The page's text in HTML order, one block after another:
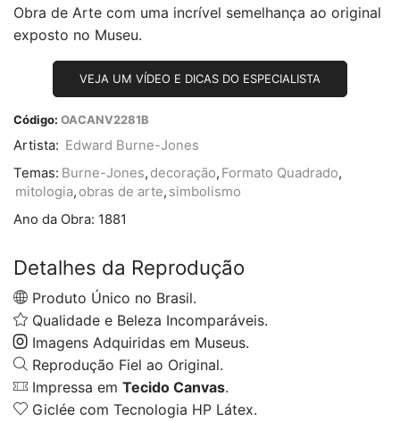
Obra de Arte com uma incrível semelhança ao original
exposto no Museu.
VEJA UM VÍDEO E DICAS DO ESPECIALISTA
Código: OACANV2281B
Artista: Edward Burne-Jones
Temas: Burne-Jones, decoração, Formato Quadrado,
mitologia, obras de arte, simbolismo
Ano da Obra: 1881
Detalhes da Reprodução
Produto Único no Brasil.
Qualidade e Beleza Incomparáveis.
Imagens Adquiridas em Museus.
Reprodução Fiel ao Original.
Impressa em Tecido Canvas.
Giclée com Tecnologia HP Látex.